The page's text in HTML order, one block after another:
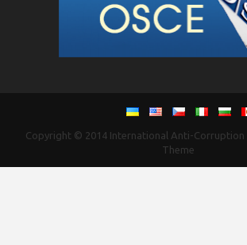
Copyright © 2014 International Anti-Corruption
Theme